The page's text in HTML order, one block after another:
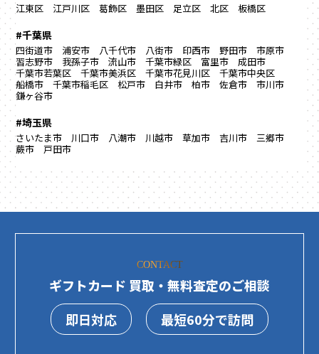
江東区 江戸川区 葛飾区 墨田区 足立区 北区 板橋区
#千葉県
四街道市 浦安市 八千代市 八街市 印西市 野田市
市原市
習志野市
我孫子市 流山市 千葉市緑区 富里市
成田市
千葉市若葉区
千葉市美浜区 千葉市花見川区
千葉市中央区
船橋市
千葉市稲毛区 松戸市 白井市 柏市 佐倉市
市川市
鎌ヶ谷市
#埼玉県
さいたま市 川口市 八潮市 川越市 草加市 吉川市
三郷市
蕨市
戸田市
CONTACT
ギフトカード 買取・無料査定のご相談
即日対応
最短60分で訪問